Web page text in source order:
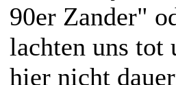
90er Zander"
lachten uns tot
hier nicht